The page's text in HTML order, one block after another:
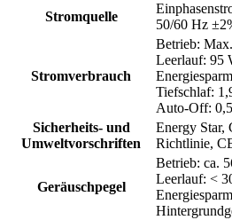
Stromquelle
50/60 Hz
Stromverbrauch
Betrieb:
Leerlauf: 95
Tiefschlaf:
Auto-Off:
Sicherheits- und
Umweltvorschriften
Energy Star,
Richtlinie,
Geräuschpegel
Betrieb: ca.
Leerlauf: <